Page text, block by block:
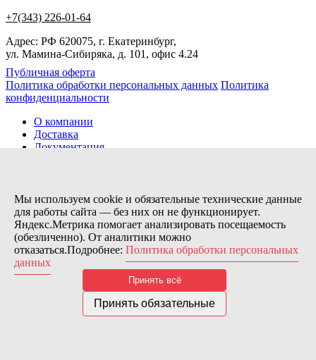
+7(343) 226-01-64
Адрес: РФ 620075, г. Екатеринбург,
ул. Мамина-Сибиряка, д. 101, офис 4.24
Публичная оферта
Политика обработки персональных данных Политика
конфиденциальности
О компании
Доставка
Документация
Контакты
Заказов сегодня / Всего
66
11133
Нас можно найти тут:
© 2026 Motor Components. Все права защищены
Дизайн и разработка сайта
Nice’
В связи с возникшими затруднениями с поставками из-за
Мы используем cookie и обязательные технические данные
для работы сайта — без них он не функционирует.
Яндекс.Метрика помогает анализировать посещаемость
(обезличенно). От аналитики можно
отказаться.Подробнее: Политика обработки персональных
данных
Принять всё
Принять обязательные